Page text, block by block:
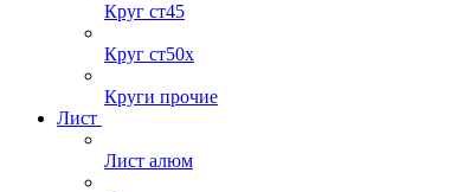
Круг ст45
Круг ст50х
Круги прочие
Лист
Лист алюм